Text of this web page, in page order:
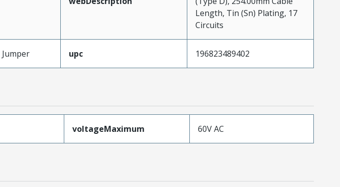
Length, Tin (Sn) Plating, 17
Circuits
Jumper upc 196823489402
voltageMaximum 60V AC